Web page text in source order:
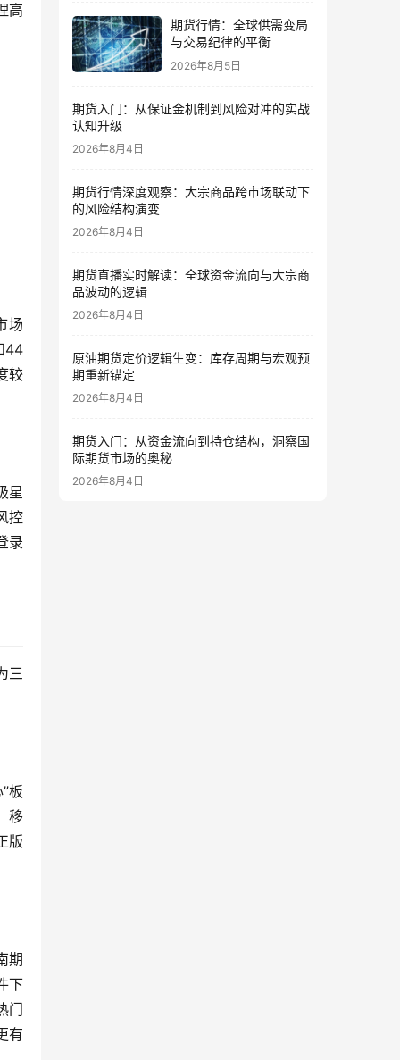
高
场
44
较
星
控
录
三
板
移
版
期
下
门
有
期货行情：全球供需变局
与交易纪律的平衡
2026年8月5日
期货入门：从保证金机制到风险对冲的实战
认知升级
2026年8月4日
期货行情深度观察：大宗商品跨市场联动下
的风险结构演变
2026年8月4日
期货直播实时解读：全球资金流向与大宗商
品波动的逻辑
2026年8月4日
原油期货定价逻辑生变：库存周期与宏观预
期重新锚定
2026年8月4日
期货入门：从资金流向到持仓结构，洞察国
际期货市场的奥秘
2026年8月4日